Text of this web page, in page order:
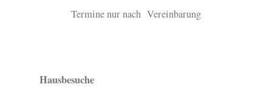
Termine nur nach Vereinbarung
Hausbesuche